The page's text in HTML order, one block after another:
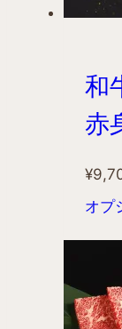
和
赤
¥
オプ